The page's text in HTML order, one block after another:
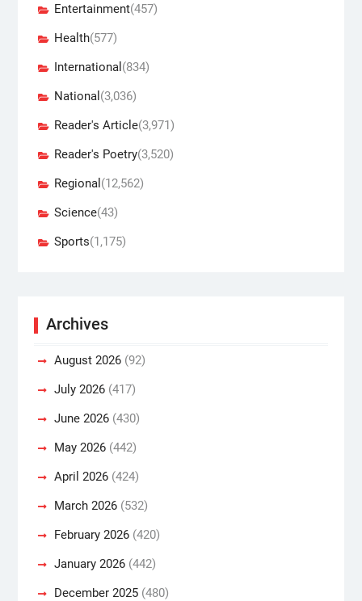
Entertainment(457)
Health(577)
International (834)
National (3,036)
Reader's Article(3,971)
Reader's Poetry(3,520)
Regional (12,562)
Science(43)
Sports(1,175)
Archives
August 2026(92)
July 2026(417)
June 2026(430)
May 2026(442)
April 2026(424)
March 2026(532)
February 2026(420)
January 2026(442)
December 2025(480)